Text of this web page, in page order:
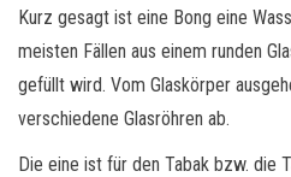
Kurz gesagt ist eine Bong eine
meisten Fällen aus einem runden
gefüllt wird. Vom Glaskörper
verschiedene Glasröhren ab.
Die eine ist für den Tabak bzw. die